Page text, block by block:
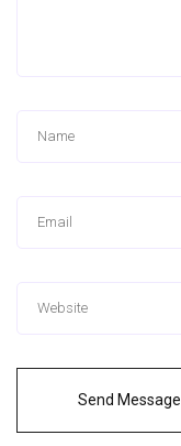
Send Message